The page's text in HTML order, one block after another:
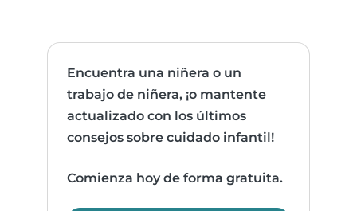
Encuentra una niñera o un
trabajo de niñera, ¡o mantente
actualizado con los últimos
consejos sobre cuidado infantil!
Comienza hoy de forma gratuita.